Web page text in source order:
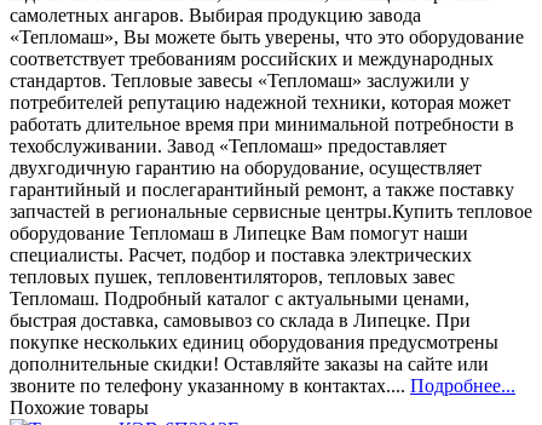
самолетных ангаров. Выбирая продукцию завода
«Тепломаш», Вы можете быть уверены, что это оборудование
соответствует требованиям российских и международных
стандартов. Тепловые завесы «Тепломаш» заслужили у
потребителей репутацию надежной техники, которая может
работать длительное время при минимальной потребности в
техобслуживании. Завод «Тепломаш» предоставляет
двухгодичную гарантию на оборудование, осуществляет
гарантийный и послегарантийный ремонт, а также поставку
запчастей в региональные сервисные центры.Купить тепловое
оборудование Тепломаш в Липецке Вам помогут наши
специалисты. Расчет, подбор и поставка электрических
тепловых пушек, тепловентиляторов, тепловых завес
Тепломаш. Подробный каталог с актуальными ценами,
быстрая доставка, самовывоз со склада в Липецке. При
покупке нескольких единиц оборудования предусмотрены
дополнительные скидки! Оставляйте заказы на сайте или
звоните по телефону указанному в контактах.... Подробнее...
Похожие товары